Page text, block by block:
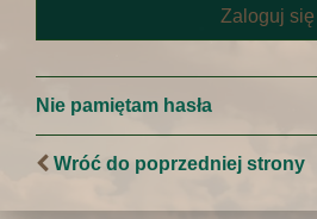
Nie pamiętam hasła
Wróć do poprzedniej strony